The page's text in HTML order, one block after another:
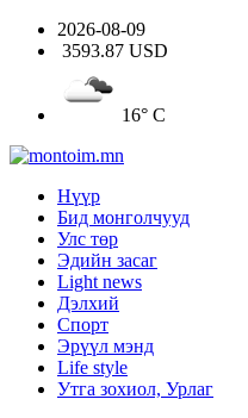
2026-08-09
3593.87 USD
16° C
Нүүр
Бид монголчууд
Улс төр
Эдийн засаг
Light news
Дэлхий
Спорт
Эрүүл мэнд
Life style
Утга зохиол, Урлаг